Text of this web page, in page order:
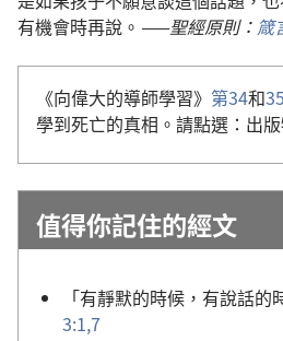
有機會時再說。 ——聖經原則： 箴
《向偉大的導師學習》 第34和
學到死亡的真相。請點選：出版
值得你記住的經文
「有靜默的時候，有說話
3:1,7